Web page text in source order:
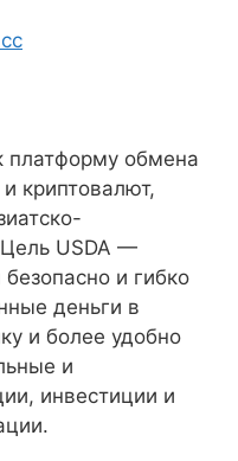
платформу обмена
криптовалют,
Цель USDA —
и гибко
деньги в
и более удобно
и
инвестиции и